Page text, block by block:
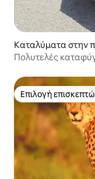
Καταλύματα στην
nicipality
Πολυτελές
Επιλογή
Επιλογή